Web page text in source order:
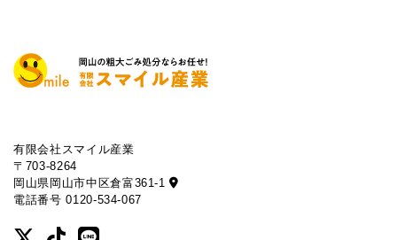
有限会社スマイル産業
〒703-8264
岡山県岡山市中区倉富361-1
電話番号 0120-534-067